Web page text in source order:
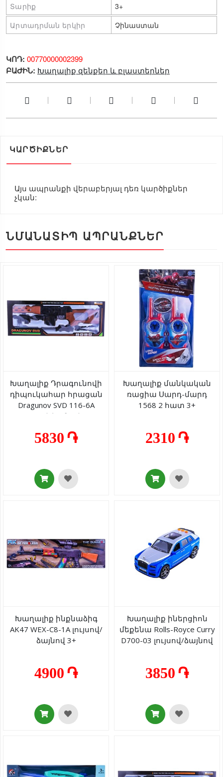
Տարիք
3+
Արտադրման երկիր
Չինաստան
ԿՈԴ: 00770000002399
ԲԱԺԻՆ: Խաղալիք զենքեր և բլաստերներ
ԿԱՐԾԻՔՆԵՐ
Այս ապրանքի վերաբերյալ դեռ կարծիքներ
չկան:
ՆՄԱՆԱՏԻՊ ԱՊՐԱՆՔՆԵՐ
Խաղալիք Դրագունովի
դիպուկահար հրացան
Dragunov SVD 116-6A
լույսով/ձայնով 3+
5830 ֏
Խաղալիք մանկական
ռացիա Սարդ-մարդ
1568 2 հատ 3+
2310 ֏
Խաղալիք ինքնաձիգ
AK47 WEX-C8-1A լույսով/
ձայնով 3+
4900 ֏
Խաղալիք իներցիոն
մեքենա Rolls-Royce Curry
D700-03 լույսով/ձայնով
3850 ֏